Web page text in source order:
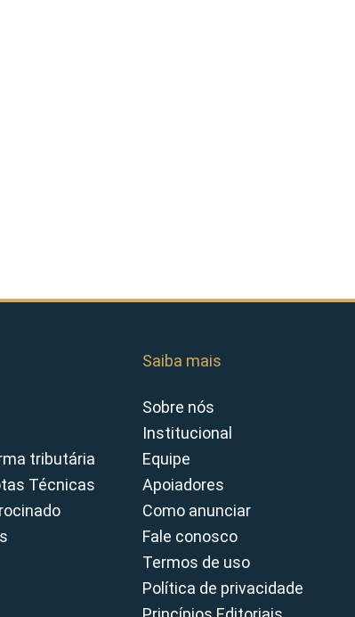
tributária
Técnicas
Saiba mais
Sobre nós
Institucional
Equipe
Apoiadores
Como anunciar
Fale conosco
Termos de uso
Política de privacidade